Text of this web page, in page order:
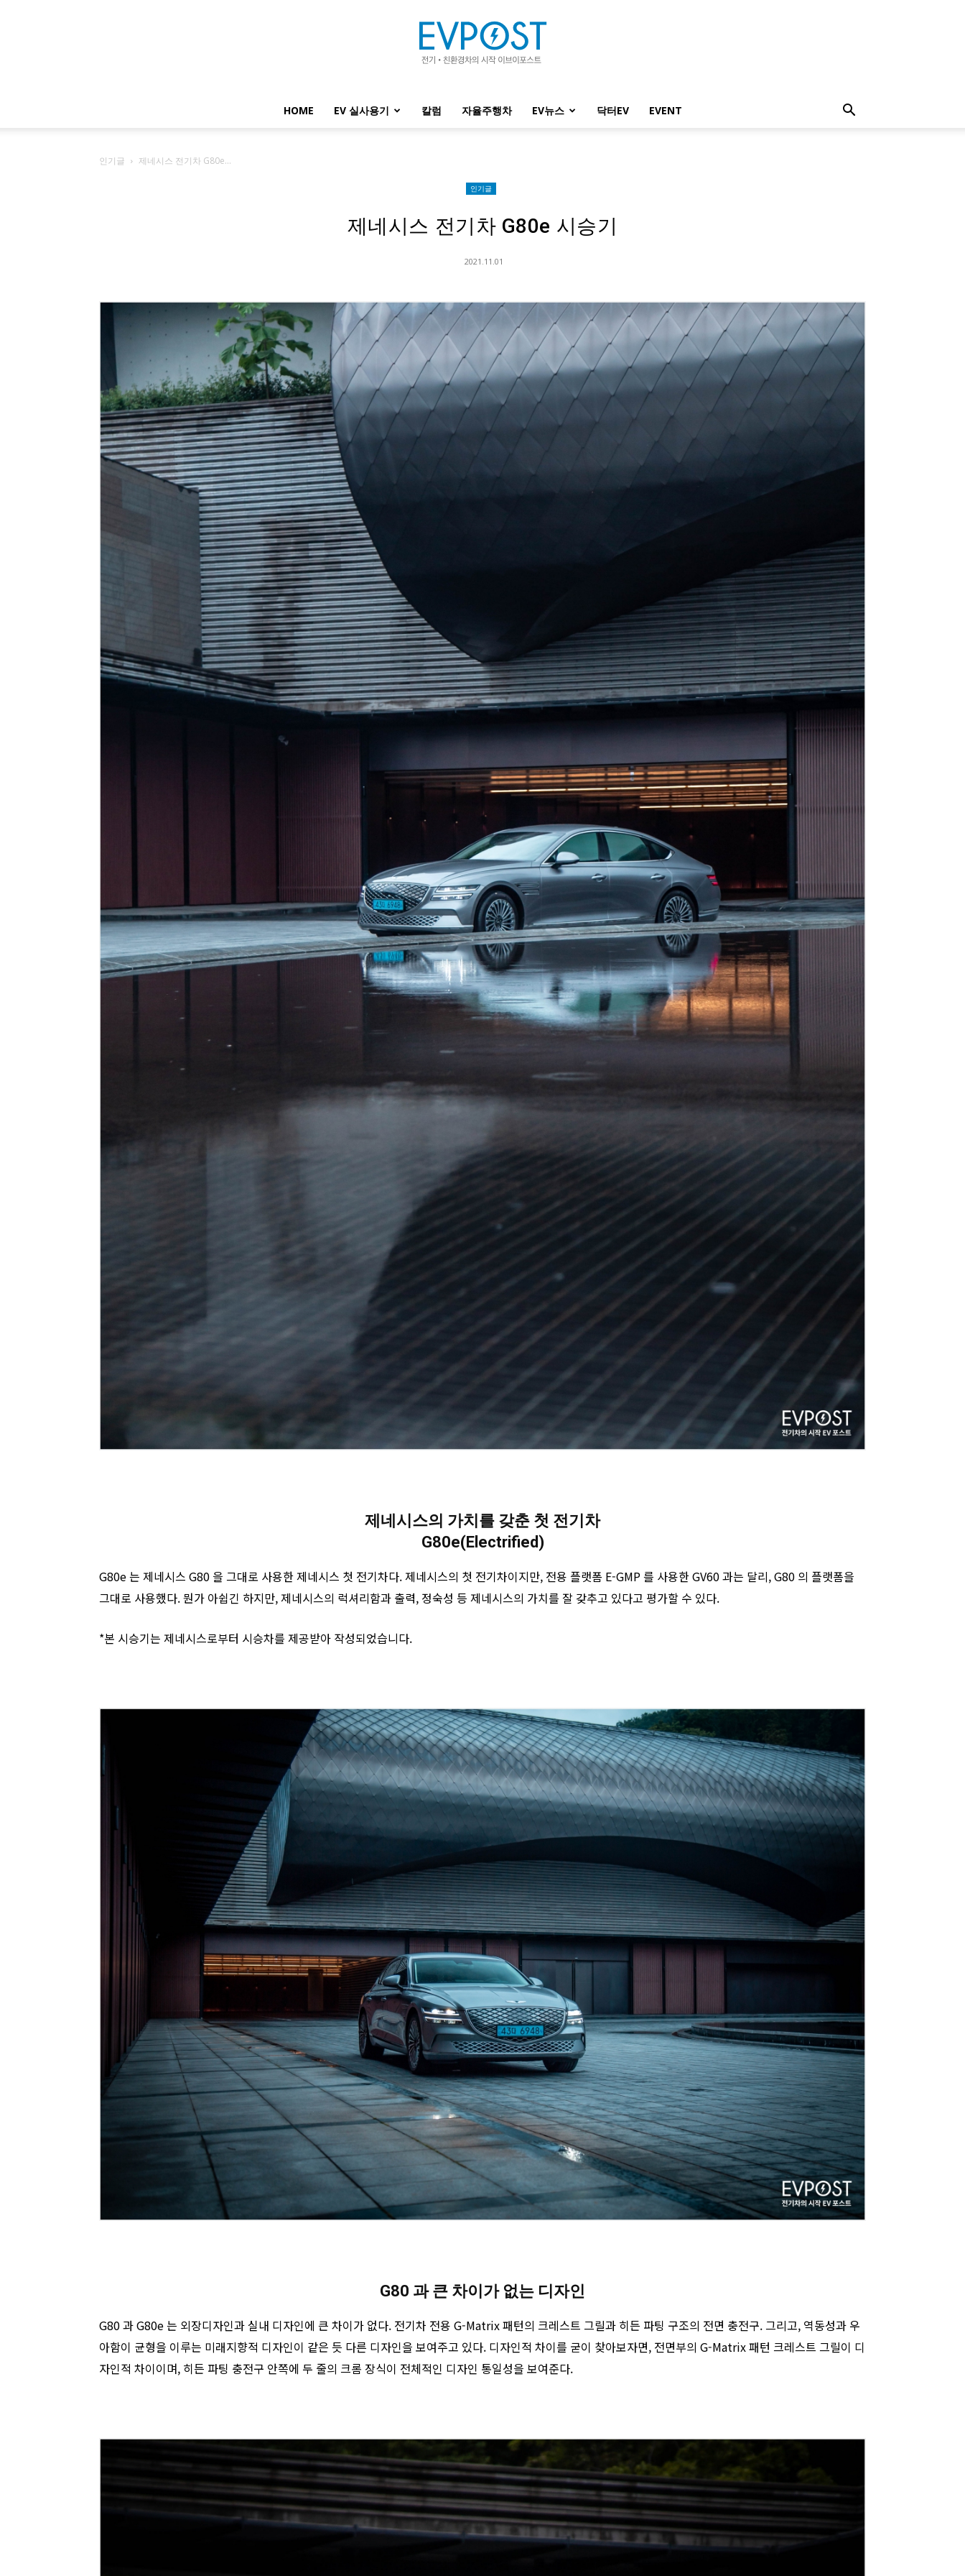
HOME EV 실사용기 칼럼 자율주행차 EV뉴스 닥터EV EVENT
인기글 제네시스 전기차 G80e...
인기글
제네시스 전기차 G80e 시승기
2021.11.01
제네시스의 가치를 갖춘 첫 전기차
G80e(Electrified)
G80e 는 제네시스 G80 을 그대로 사용한 제네시스 첫 전기차다. 제네시스의 첫 전기차이지만, 전용 플랫폼 E-GMP 를 사용한 GV60 과는 달리, G80 의 플랫폼을
그대로 사용했다. 뭔가 아쉽긴 하지만, 제네시스의 럭셔리함과 출력, 정숙성 등 제네시스의 가치를 잘 갖추고 있다고 평가할 수 있다.
*본 시승기는 제네시스로부터 시승차를 제공받아 작성되었습니다.
G80 과 큰 차이가 없는 디자인
G80 과 G80e 는 외장디자인과 실내 디자인에 큰 차이가 없다. 전기차 전용 G-Matrix 패턴의 크레스트 그릴과 히든 파팅 구조의 전면 충전구. 그리고, 역동성과 우
아함이 균형을 이루는 미래지향적 디자인이 같은 듯 다른 디자인을 보여주고 있다. 디자인적 차이를 굳이 찾아보자면, 전면부의 G-Matrix 패턴 크레스트 그릴이 디
자인적 차이이며, 히든 파팅 충전구 안쪽에 두 줄의 크롬 장식이 전체적인 디자인 통일성을 보여준다.